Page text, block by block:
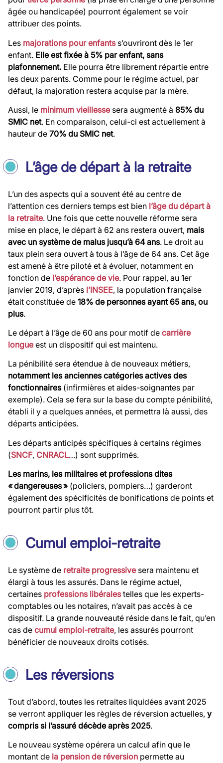
âgée ou handicapée) pourront également se voir
attribuer des points.
Les majorations pour enfantss’ouvriront dès le 1er
enfant. Elle est fixée à 5% par enfant, sans
plafonnement. Elle pourra être librement répartie entre
les deux parents. Comme pour le régime actuel, par
défaut, la majoration restera acquise par la mère.
Aussi, le minimum vieillessesera augmenté à 85% du
SMIC net. En comparaison, celui-ci est actuellement à
hauteur de 70% du SMIC net.
L’âge de départ à la retraite
L’un des aspects qui a souvent été au centre de
l’attention ces derniers temps est bien l’âge du départ à
la retraite. Une fois que cette nouvelle réforme sera
mise en place, le départ à 62 ans restera ouvert, mais
avec un système de malus jusqu’à 64 ans. Le droit au
taux plein sera ouvert à tous à l’âge de 64 ans. Cet âge
est amené à être piloté et à évoluer, notamment en
fonction de l’espérance de vie. Pour rappel, au 1er
janvier 2019, d’après l’INSEE, la population française
était constituée de 18% de personnes ayant 65 ans, ou
plus.
Le départ à l’âge de 60 ans pour motif de carrière
longueest un dispositif qui est maintenu.
La pénibilité sera étendue à de nouveaux métiers,
notamment les anciennes catégories actives des
fonctionnaires(infirmières et aides-soignantes par
exemple). Cela se fera sur la base du compte pénibilité,
établi il y a quelques années, et permettra là aussi, des
départs anticipées.
Les départs anticipés spécifiques à certains régimes
(SNCF, CNRACL…) sont supprimés.
Les marins, les militaires et professions dites
« dangereuses » (policiers, pompiers…) garderont
également des spécificités de bonifications de points et
pourront partir plus tôt.
Cumul emploi-retraite
Le système de retraite progressive sera maintenu et
élargi à tous les assurés. Dans le régime actuel,
certaines professions libéralestelles que les experts-
comptables ou les notaires, n’avait pas accès à ce
dispositif. La grande nouveauté réside dans le fait, qu’en
cas de cumul emploi-retraite, les assurés pourront
bénéficier de nouveaux droits cotisés.
Les réversions
Tout d’abord, toutes les retraites liquidées avant 2025
se verront appliquer les règles de réversion actuelles, y
compris si l’assuré décède après 2025.
Le nouveau système opérera un calcul afin que le
montant de la pension de réversion permette au